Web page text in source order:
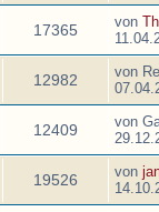
17365 von
12982 von
12409 von
19526 von